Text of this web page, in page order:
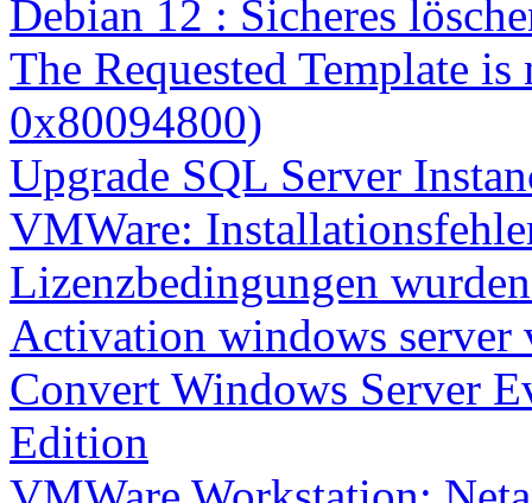
Debian 12 : Sicheres
The Requested Template
0x80094800)
Upgrade SQL Server
VMWare:
Lizenzbedingungen
Activation windows server
Convert Windows Server
Edition